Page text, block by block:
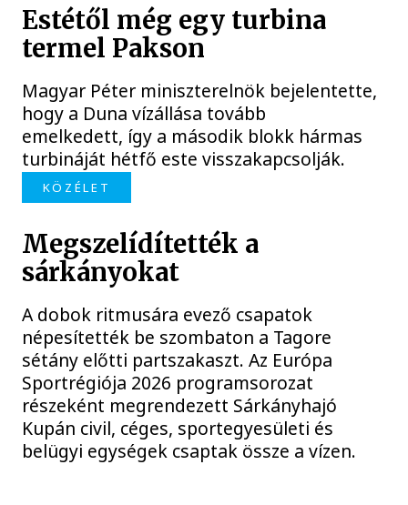
Estétől még egy turbina
termel Pakson
Magyar Péter miniszterelnök bejelentette,
hogy a Duna vízállása tovább
emelkedett, így a második blokk hármas
turbináját hétfő este visszakapcsolják.
KÖZÉLET
Megszelídítették a
sárkányokat
A dobok ritmusára evező csapatok
népesítették be szombaton a Tagore
sétány előtti partszakaszt. Az Európa
Sportrégiója 2026 programsorozat
részeként megrendezett Sárkányhajó
Kupán civil, céges, sportegyesületi és
belügyi egységek csaptak össze a vízen.